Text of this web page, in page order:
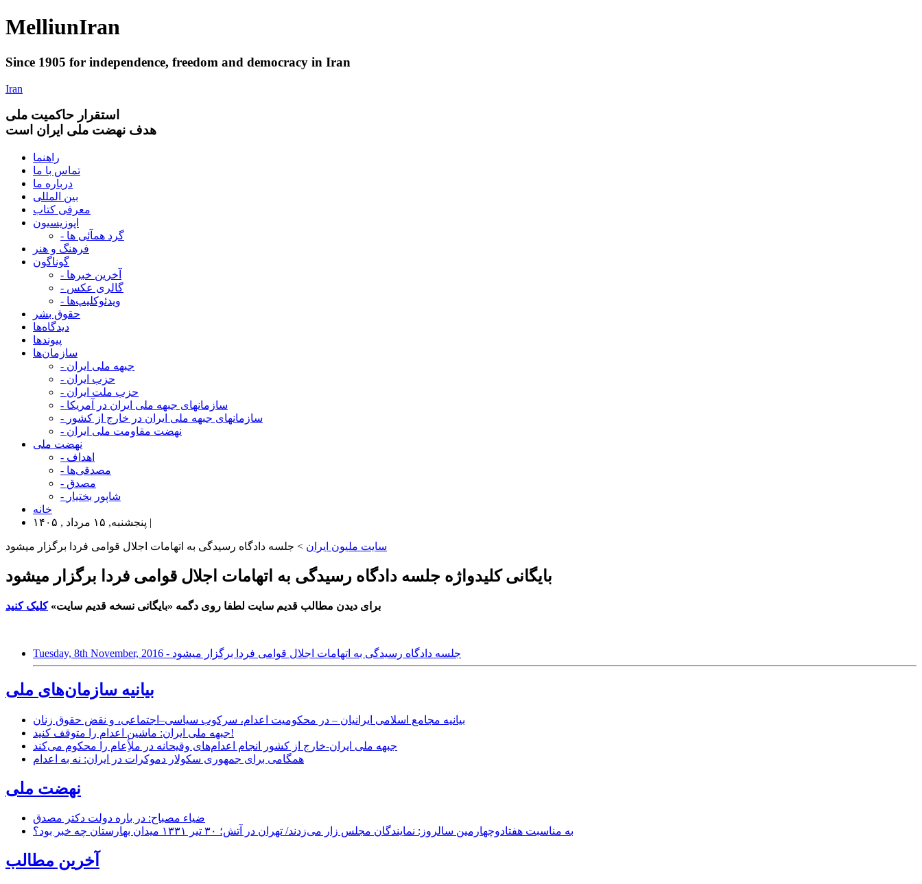
MelliunIran
Since 1905 for independence, freedom and democracy in Iran
Iran
استقرار حاکميت ملی
هدف نهضت ملی ایران است
راهنما
تماس با ما
درباره ما
بین المللی
معرفی کتاب
اپوزیسیون
- گرد همآئی ها
فرهنگ و هنر
گوناگون
- آخرین خبرها
- گالری عکس
- ویدئوکلیپ‌ها
حقوق بشر
دیدگاه‌ها
پیوندها
سازمان‌ها
- جبهه ملی ایران
- حزب ایران
- حزب ملت ایران
- سازمانهای جبهه ملی ایران در آمریکا
- سازمانهای جبهه ملی ایران در خارج از کشور
- نهضت مقاومت ملی ایران
نهضت ملی
- اهداف
- مصدقی‌ها
- مصدق
- شاپور بختیار
خانه
پنجشنبه, ۱۵ مرداد , ۱۴۰۵ |
سایت ملیون ایران > جلسه دادگاه رسیدگی به اتهامات اجلال قوامی فردا برگزار میشود
بایگانی کلیدواژه جلسه دادگاه رسیدگی به اتهامات اجلال قوامی فردا برگزار میشود
برای دیدن مطالب قدیم سایت لطفا روی دگمه «بایگانی نسخه قدیم سایت»کلیک کنید
Tuesday, 8th November, 2016 - جلسه دادگاه رسیدگی به اتهامات اجلال قوامی فردا برگزار میشود
بیانیه سازمان‌های ملی
بیانیه مجامع اسلامی ایرانیان – در محکومیت اعدام، سرکوب سیاسی–اجتماعی، و نقض حقوق زنان
جبهه ملی ایران: ماشین اعدام را متوقف کنید!
جبهه ملی ایران-خارج از کشور انجام اعدام‌های وقیحانه در ملأِعام را محکوم می‌کند
همگامی برای جمهوری سکولار دموکرات در ایران: نه به اعدام
نهضت ملی
ضیاء مصباح: در باره دولت دکتر مصدق
به مناسبت هفتادوچهارمین سالروز: نمایندگان مجلس زار می‌زدند/ تهران در آتش؛ ۳۰ تیر ۱۳۳۱ میدان بهارستان چه خبر بود؟
آخرین مطالب